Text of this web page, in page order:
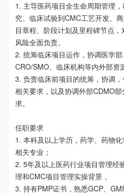
1. 主导医药项目全生命周期管理
究、临床试验到CMC工艺开发、
目章程、阶段计划及里程碑节点，
风险全面负责。
2. 统筹临床项目运作，协调医学部
CRO/SMO、临床机构等内外部资
3. 负责临床前项目的统筹，协调
相关要求，以及协调外部CDMO
求。
任职要求
1. 本科及以上学历，药学、药物
相关专业；
2. 5年及以上医药行业项目管理经
理和CMC项目管理实操背景，
3. 持有PMP证书，熟悉GCP、